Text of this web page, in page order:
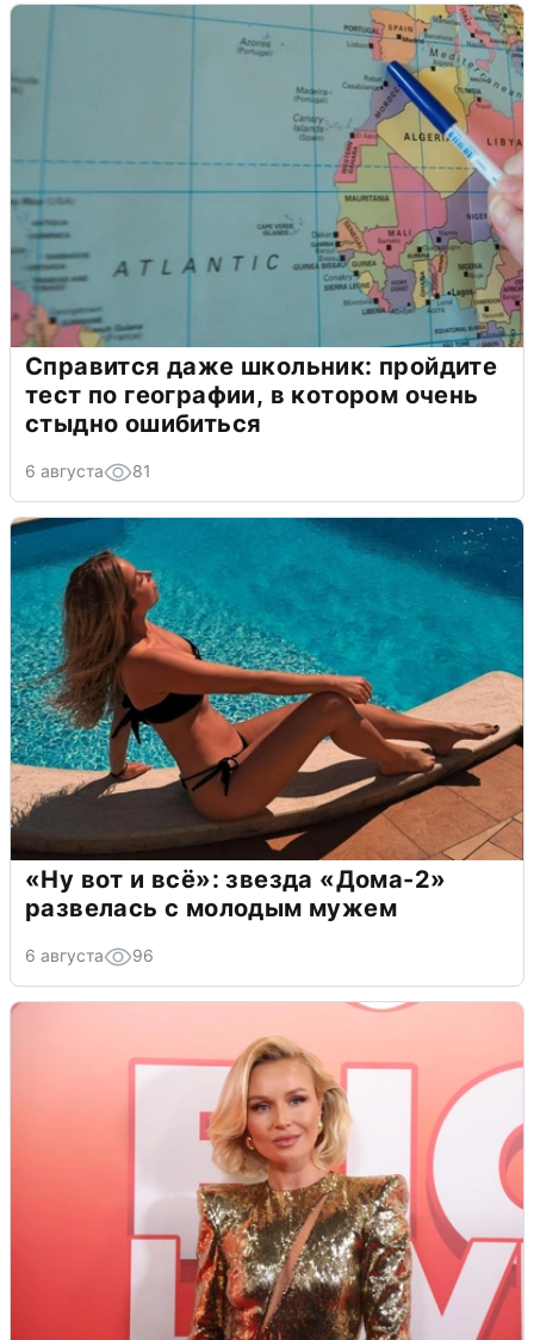
Справится даже школьник: пройдите
тест по географии, в котором очень
стыдно ошибиться
6 августа 81
«Ну вот и всё»: звезда «Дома-2»
развелась с молодым мужем
6 августа 96